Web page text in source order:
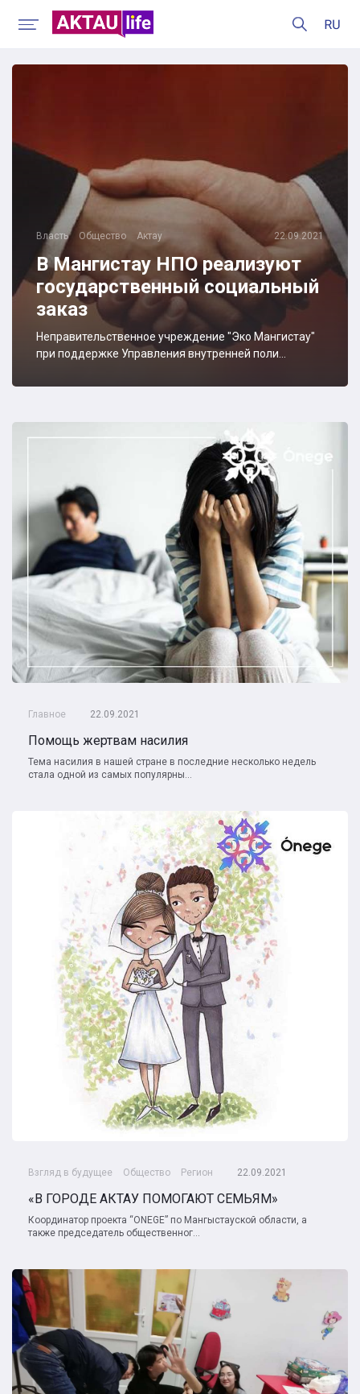
Власть Общество Актау 22.09.2021
В Мангистау НПО реализуют
государственный социальный
заказ
Неправительственное учреждение "Эко Мангистау"
при поддержке Управления внутренней поли...
Главное 22.09.2021
Помощь жертвам насилия
Тема насилия в нашей стране в последние несколько недель
стала одной из самых популярны...
Взгляд в будущее Общество Регион 22.09.2021
«В ГОРОДЕ АКТАУ ПОМОГАЮТ СЕМЬЯМ»
Координатор проекта “ONEGE” по Мангыстауской области, а
также председатель общественног...